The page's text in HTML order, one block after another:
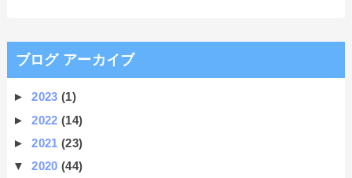
ブログ アーカイブ
►2023(1)
►2022(14)
►2021(23)
▼2020(44)